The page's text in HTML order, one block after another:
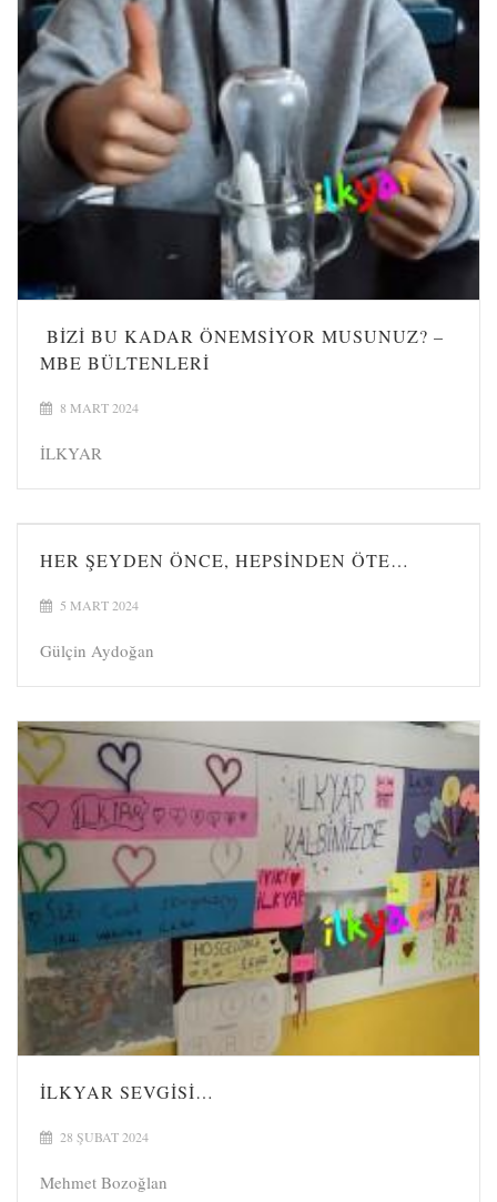
BIZI BU KADAR ÖNEMSIYOR MUSUNUZ? –
MBE BÜLTENLERI
8 MART 2024
İLKYAR
HER ŞEYDEN ÖNCE, HEPSINDEN ÖTE…
5 MART 2024
Gülçin Aydoğan
İLKYAR SEVGİSİ…
28 ŞUBAT 2024
Mehmet Bozoğlan